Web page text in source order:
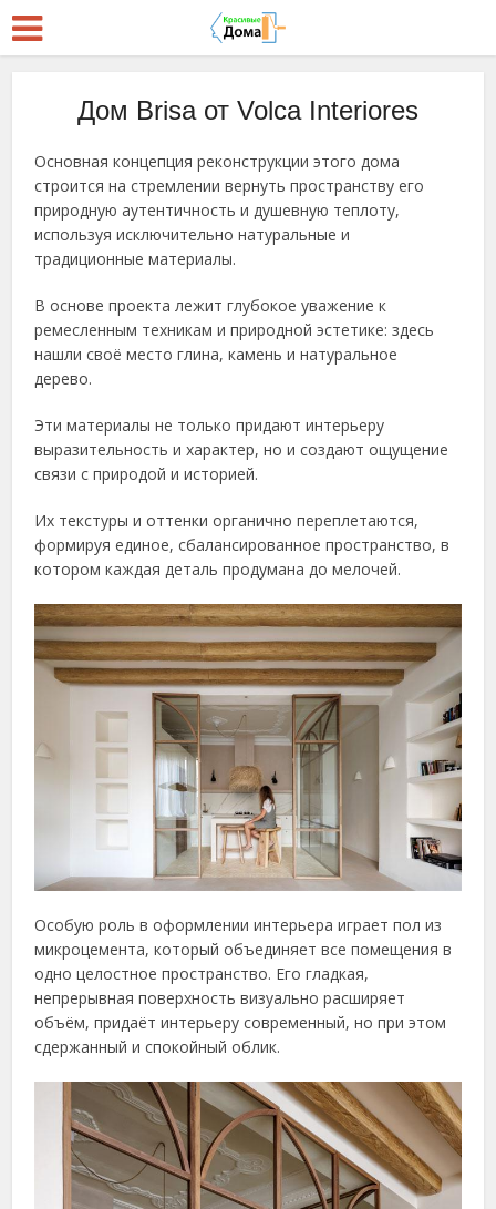
Дом Brisa от Volca Interiores
Основная концепция реконструкции этого дома
строится на стремлении вернуть пространству его
природную аутентичность и душевную теплоту,
используя исключительно натуральные и
традиционные материалы.
В основе проекта лежит глубокое уважение к
ремесленным техникам и природной эстетике: здесь
нашли своё место глина, камень и натуральное
дерево.
Эти материалы не только придают интерьеру
выразительность и характер, но и создают ощущение
связи с природой и историей.
Их текстуры и оттенки органично переплетаются,
формируя единое, сбалансированное пространство, в
котором каждая деталь продумана до мелочей.
Особую роль в оформлении интерьера играет пол из
микроцемента, который объединяет все помещения в
одно целостное пространство. Его гладкая,
непрерывная поверхность визуально расширяет
объём, придаёт интерьеру современный, но при этом
сдержанный и спокойный облик.